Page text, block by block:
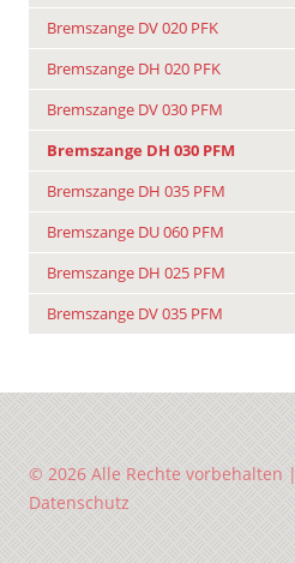
Bremszange DV 020 PFK
Bremszange DH 020 PFK
Bremszange DV 030 PFM
Bremszange DH 030 PFM
Bremszange DH 035 PFM
Bremszange DU 060 PFM
Bremszange DH 025 PFM
Bremszange DV 035 PFM
© 2026 Alle Rechte vorbehalten |
Datenschutz